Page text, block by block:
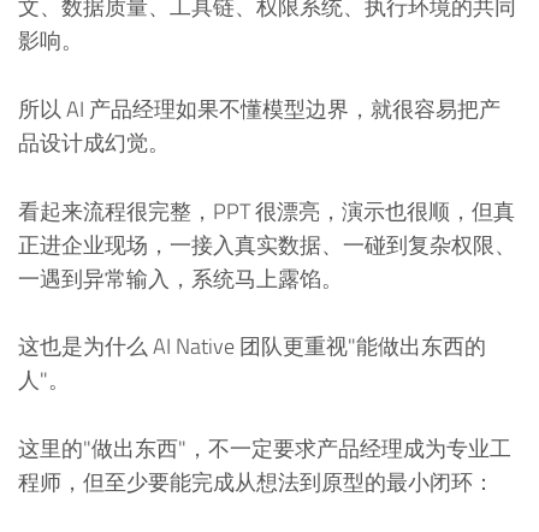
文、数据质量、工具链、权限系统、执行环境的共同
影响。
所以 AI 产品经理如果不懂模型边界，就很容易把产
品设计成幻觉。
看起来流程很完整，PPT 很漂亮，演示也很顺，但真
正进企业现场，一接入真实数据、一碰到复杂权限、
一遇到异常输入，系统马上露馅。
这也是为什么 AI Native 团队更重视"能做出东西的
人"。
这里的"做出东西"，不一定要求产品经理成为专业工
程师，但至少要能完成从想法到原型的最小闭环：